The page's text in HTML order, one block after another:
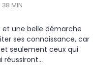
38 MIN
une belle démarche
ses connaissance, car
seulement ceux qui